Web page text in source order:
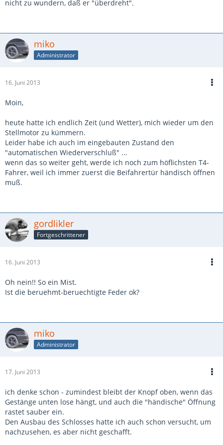
nicht zu wundern, daß er "überdreht".
miko
Administrator
16. Juni 2013
Moin,
heute hatte ich endlich Zeit (und Wetter), mich wieder um den
Stellmotor zu kümmern.
Leider habe ich auch im eingebauten Zustand den
"automatischen Wiederverschluß" ...
wenn das so weiter geht, werde ich noch zum höflichsten T4-
Fahrer, weil ich immer zuerst die Beifahrertür händisch öffnen
muß.
gordlikler
Fortgeschrittener
16. Juni 2013
Oh nein!! So ein Mist.
Ist die beruehmt-beruechtigte Feder ok?
miko
Administrator
17. Juni 2013
ich denke schon - zumindest bleibt der Knopf oben, wenn das
Gestänge unten lose hängt, und auch die "händische" Öffnung
rastet sauber ein.
Den Ausbau des Schlosses hatte ich auch schon versucht, um
nachzusehen, es aber nicht geschafft.